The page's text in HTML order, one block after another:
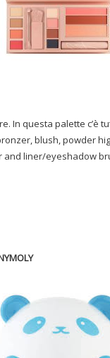
In questa palette c’è
blush, powder
and liner/eyeshadow